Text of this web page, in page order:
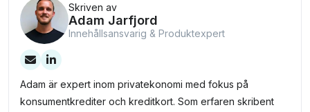
Skriven av
Adam Jarfjord
Innehållsansvarig & Produktexpert
Adam är expert inom privatekonomi med fokus på
konsumentkrediter och kreditkort. Som erfaren skribent